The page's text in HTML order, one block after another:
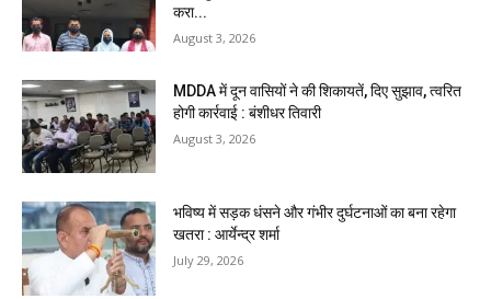
करा...
August 3, 2026
MDDA में दून वासियों ने की शिकायतें, दिए सुझाव, त्वरित
होगी कार्रवाई : बंशीधर तिवारी
August 3, 2026
भविष्य में सड़क धंसने और गंभीर दुर्घटनाओं का बना रहेगा
खतरा : आर्येन्द्र शर्मा
July 29, 2026